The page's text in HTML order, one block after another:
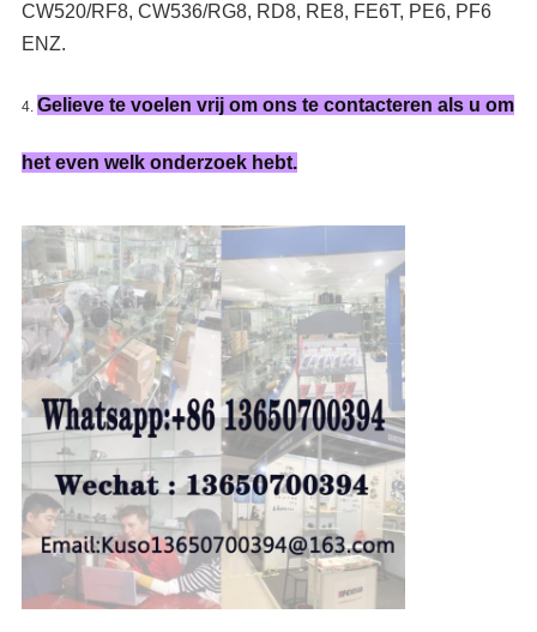
CW520/RF8, CW536/RG8, RD8, RE8, FE6T, PE6, PF6
ENZ.
4. Gelieve te voelen vrij om ons te contacteren als u om
het even welk onderzoek hebt.